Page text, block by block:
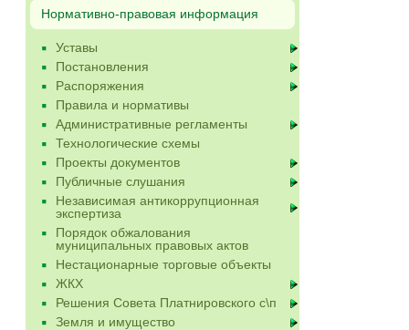
Нормативно-правовая информация
Уставы
Постановления
Распоряжения
Правила и нормативы
Административные регламенты
Технологические схемы
Проекты документов
Публичные слушания
Независимая антикоррупционная
экспертиза
Порядок обжалования
муниципальных правовых актов
Нестационарные торговые объекты
ЖКХ
Решения Совета Платнировского с\п
Земля и имущество